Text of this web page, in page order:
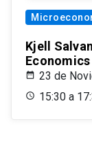
Kjell
Economics
23 de
15:30 a